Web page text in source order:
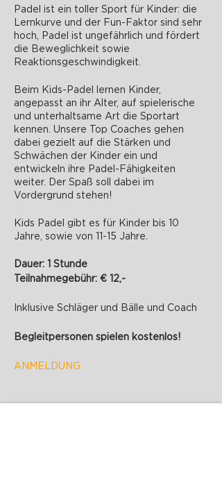
Padel ist ein toller Sport für Kinder: die
Lernkurve und der Fun-Faktor sind sehr
hoch, Padel ist ungefährlich und fördert
die Beweglichkeit sowie
Reaktionsgeschwindigkeit.
Beim Kids-Padel lernen Kinder,
angepasst an ihr Alter, auf spielerische
und unterhaltsame Art die Sportart
kennen. Unsere Top Coaches gehen
dabei gezielt auf die Stärken und
Schwächen der Kinder ein und
entwickeln ihre Padel-Fähigkeiten
weiter. Der Spaß soll dabei im
Vordergrund stehen!
Kids Padel gibt es für Kinder bis 10
Jahre, sowie von 11-15 Jahre.
Dauer: 1 Stunde
Teilnahmegebühr: € 12,-
Inklusive Schläger und Bälle und Coach
Begleitpersonen spielen kostenlos!
ANMELDUNG